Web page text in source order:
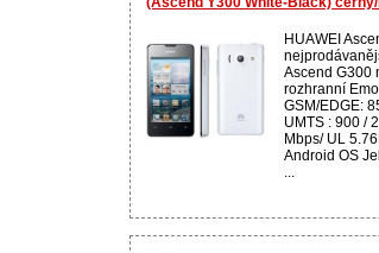
HUAWEI
Ascend G300
rozhranní
GSM/EDGE:
UMTS : 900 /
Mbps/ UL
Android OS
...